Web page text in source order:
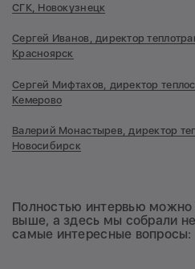
СГК, Новокузнецк
Сергей Иванов, директор
Красноярск
Сергей Мифтахов, директор
Кемерово
Валерий Монастырев, директор
Новосибирск
Полностью интервью можно
выше, а здесь мы собрали
самые интересные вопросы: